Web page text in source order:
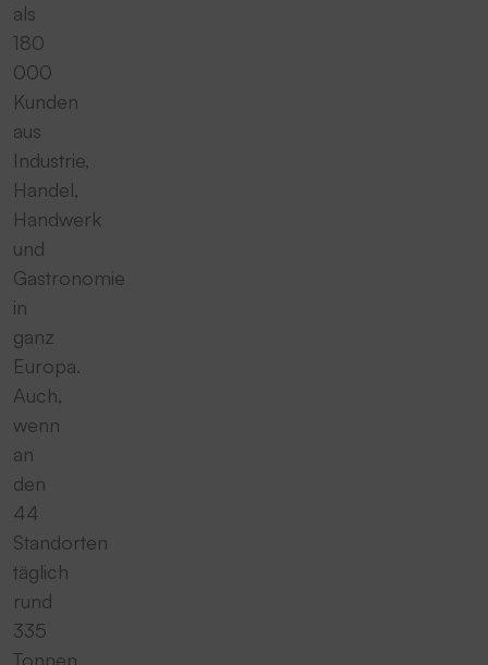
als
180
000
Kunden
aus
Industrie,
Handel,
Handwerk
und
Gastronomie
in
ganz
Europa.
Auch,
wenn
an
den
44
Standorten
täglich
rund
335
Tonnen